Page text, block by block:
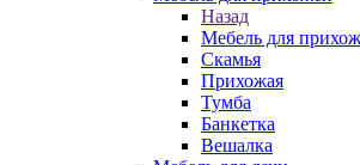
Назад
Мебель для
Скамья
Прихожая
Тумба
Банкетка
Вешалка